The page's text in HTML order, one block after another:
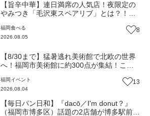
【旨辛中華】連日満席の人気店！夜限定の
やみつき「毛沢東スペアリブ」とは？！
福岡食べる
2026.08.05
8
【8/30まで】猛暑逃れ美術館で北欧の世界
へ！福岡市美術館に約300点が集結！この
ーベとムーミン展』【イベント】
福岡 イベント
2026.08.04
13
【毎日パン日和】『dacō／I'm donut？』
（福岡市博多区）話題の2店舗が博多駅前に